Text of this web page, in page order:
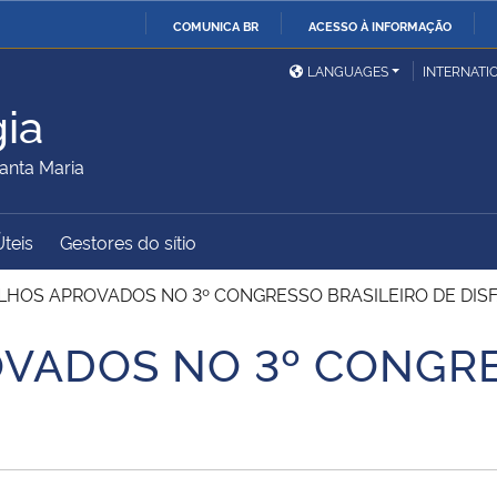
COMUNICA BR ACESSO À INFORMAÇÃO
Ministério da Defesa
Ministério das Relações
Exteriores
Ministério da Cidadania
Ministério do
Desenvolvimento Regional
União
Advocacia-Geral da União Banco Central do Brasil
LANGUAGES
Maria
Gestores do sítio
APROVADOS NO 3º CONGRESSO BRASILEIRO DE
NO 3º